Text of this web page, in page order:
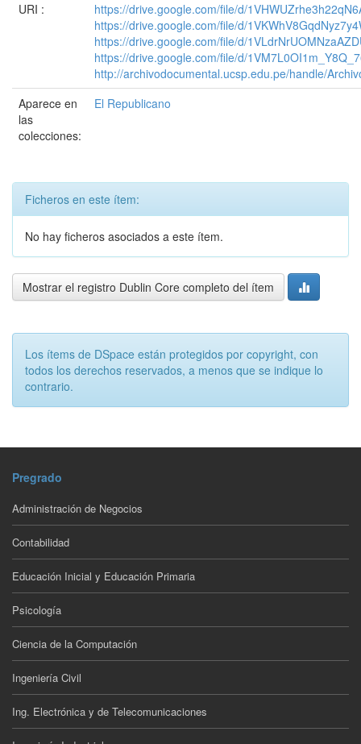
URI :
https://drive.google.com/file/d/
https://drive.google.com/file/d/
https://drive.google.com/file/d/
https://drive.google.com/file/d/
http://archivodocumental.ucsp.edu.pe/handle/
Aparece en
las
colecciones:
El Republicano
Ficheros en este ítem:
No hay ficheros asociados a este ítem.
Mostrar el registro Dublin Core completo del ítem
Los ítems de DSpace están protegidos por copyright, con
todos los derechos reservados, a menos que se indique lo
contrario.
Pregrado
Administración de Negocios
Contabilidad
Educación Inicial y Educación Primaria
Psicología
Ciencia de la Computación
Ingeniería Civil
Ing. Electrónica y de Telecomunicaciones